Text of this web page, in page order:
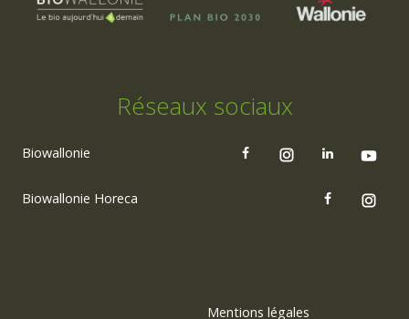
Réseaux sociaux
Biowallonie
Biowallonie Horeca
Mentions légales